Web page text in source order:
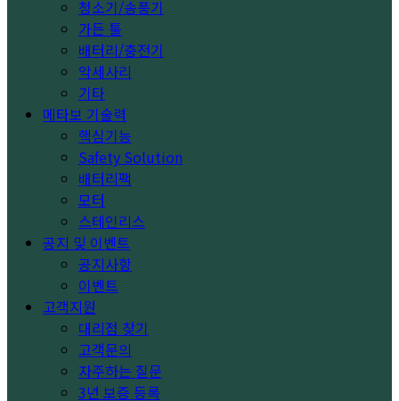
청소기/송풍기
가든 툴
배터리/충전기
악세사리
기타
메타보 기술력
핵심기능
Safety Solution
배터리팩
모터
스테인리스
공지 및 이벤트
공지사항
이벤트
고객지원
대리점 찾기
고객문의
자주하는 질문
3년 보증 등록